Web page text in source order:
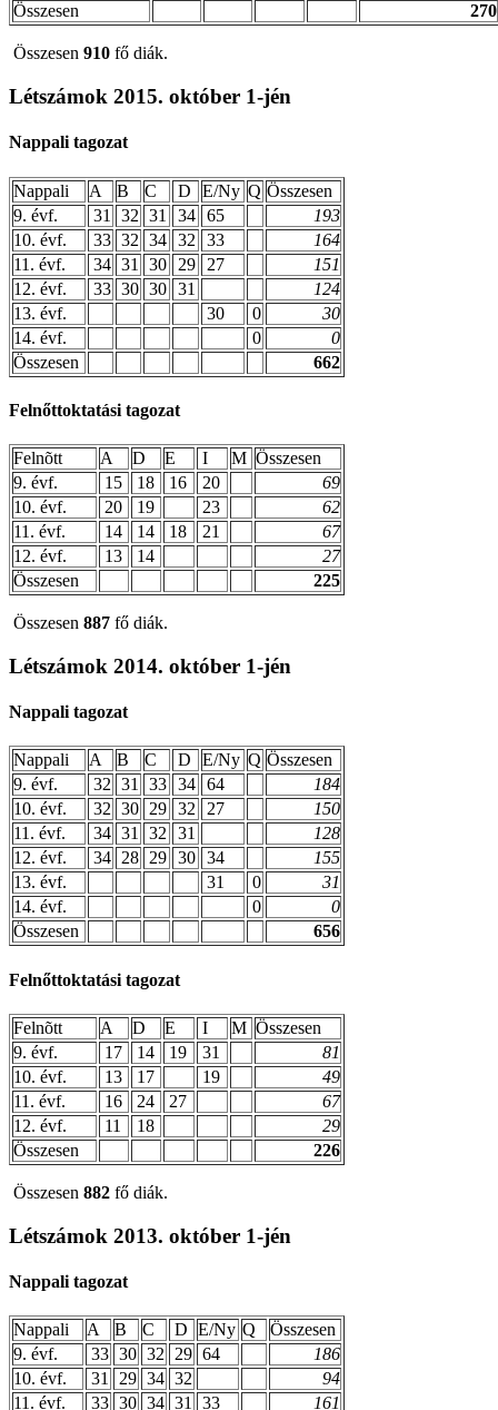
Összesen
270
Összesen 910 fő diák.
Létszámok 2015. október 1-jén
Nappali tagozat
Nappali A B C D E/Ny Q Összesen
9. évf.
31 32 31 34 65
193
10. évf.
33 32 34 32 33
164
11. évf.
34 31 30 29 27
151
12. évf.
33 30 30 31
124
13. évf.
30 0
30
14. évf.
0
0
Összesen
662
Felnőttoktatási tagozat
Felnõtt A D E I M Összesen
9. évf.
15 18 16 20
69
10. évf.
20 19 23
62
11. évf.
14 14 18 21
67
12. évf.
13 14
27
Összesen
225
Összesen 887 fő diák.
Létszámok 2014. október 1-jén
Nappali tagozat
Nappali A B C D E/Ny Q Összesen
9. évf.
32 31 33 34 64
184
10. évf.
32 30 29 32 27
150
11. évf.
34 31 32 31
128
12. évf.
34 28 29 30 34
155
13. évf.
31 0
31
14. évf.
0
0
Összesen
656
Felnőttoktatási tagozat
Felnõtt A D E I M Összesen
9. évf.
17 14 19 31
81
10. évf.
13 17 19
49
11. évf.
16 24 27
67
12. évf.
11 18
29
Összesen
226
Összesen 882 fő diák.
Létszámok 2013. október 1-jén
Nappali tagozat
Nappali A B C D E/Ny Q
Összesen
9. évf.
33 30 32 29 64
186
10. évf.
31 29 34 32
94
11. évf.
33 30 34 31 33 161